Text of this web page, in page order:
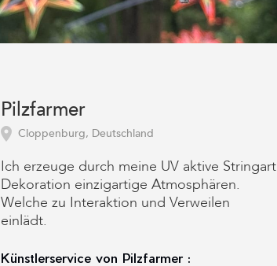
Pilzfarmer
Cloppenburg, Deutschland
Ich erzeuge durch meine UV aktive Stringart
Dekoration einzigartige Atmosphären.
Welche zu Interaktion und Verweilen
einlädt.
Künstlerservice von Pilzfarmer :